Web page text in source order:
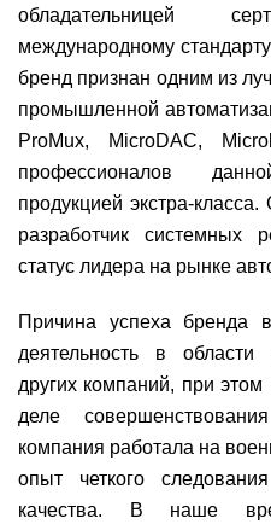
обладательницей
международному
бренд признан одним из
промышленной
ProMux, MicroDAC,
профессионалов
продукцией экстра-
разработчик системных
статус лидера на рынке
Причина успеха бренда
деятельность в области
других компаний, при
деле
компания работала на
опыт четкого
качества. В наше